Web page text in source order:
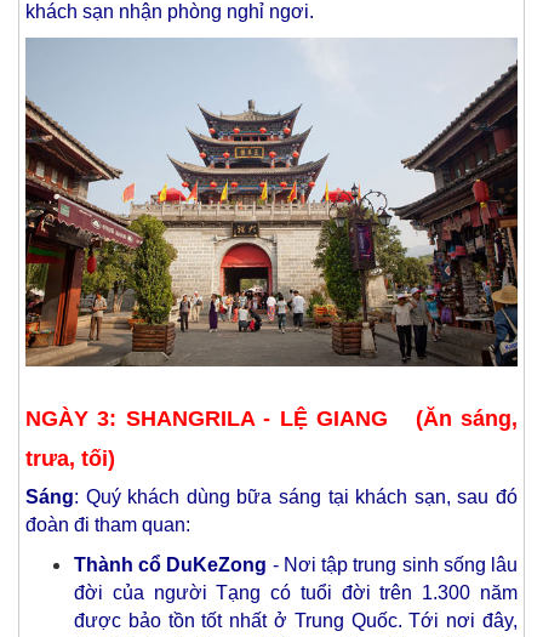
khách sạn nhận phòng nghỉ ngơi.
NGÀY 3: SHANGRILA - LỆ GIANG (Ăn sáng,
trưa, tối)
Sáng: Quý khách dùng bữa sáng tại khách sạn, sau đó
đoàn đi tham quan:
Thành cổ DuKeZong - Nơi tập trung sinh sống lâu
đời của người Tạng có tuổi đời trên 1.300 năm
được bảo tồn tốt nhất ở Trung Quốc. Tới nơi đây,